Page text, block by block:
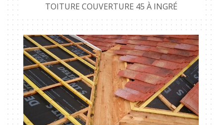
TOITURE COUVERTURE 45 À INGRÉ